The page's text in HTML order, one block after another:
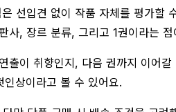
선입견 없이 작품 자체를 평가할
사, 장르 분류, 그리고 1권이라는
이 취향인지, 다음 권까지 이어
상이라고 볼 수 있어요.